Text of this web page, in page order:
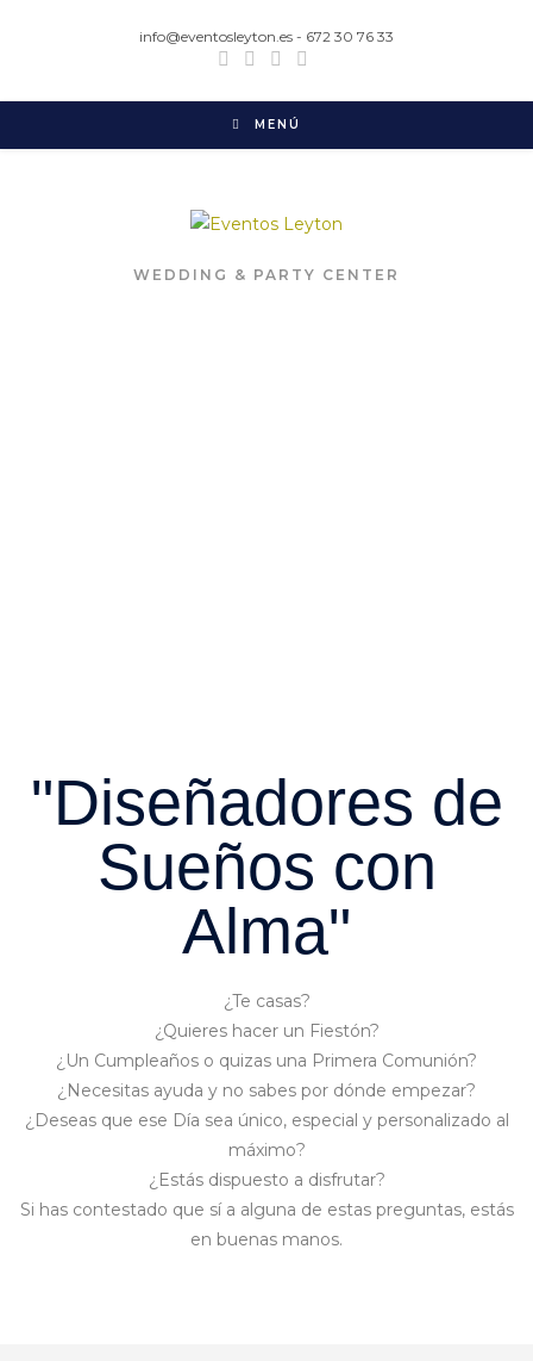
info@eventosleyton.es - 672 30 76 33
MENÚ
WEDDING & PARTY CENTER
"Diseñadores de
Sueños con
Alma"
¿Te casas?
¿Quieres hacer un Fiestón?
¿Un Cumpleaños o quizas una Primera Comunión?
¿Necesitas ayuda y no sabes por dónde empezar?
¿Deseas que ese Día sea único, especial y personalizado al
máximo?
¿Estás dispuesto a disfrutar?
Si has contestado que sí a alguna de estas preguntas, estás
en buenas manos.